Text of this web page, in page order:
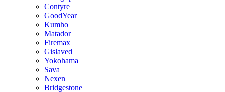
Contyre
GoodYear
Kumho
Matador
Firemax
Gislaved
Yokohama
Sava
Nexen
Bridgestone